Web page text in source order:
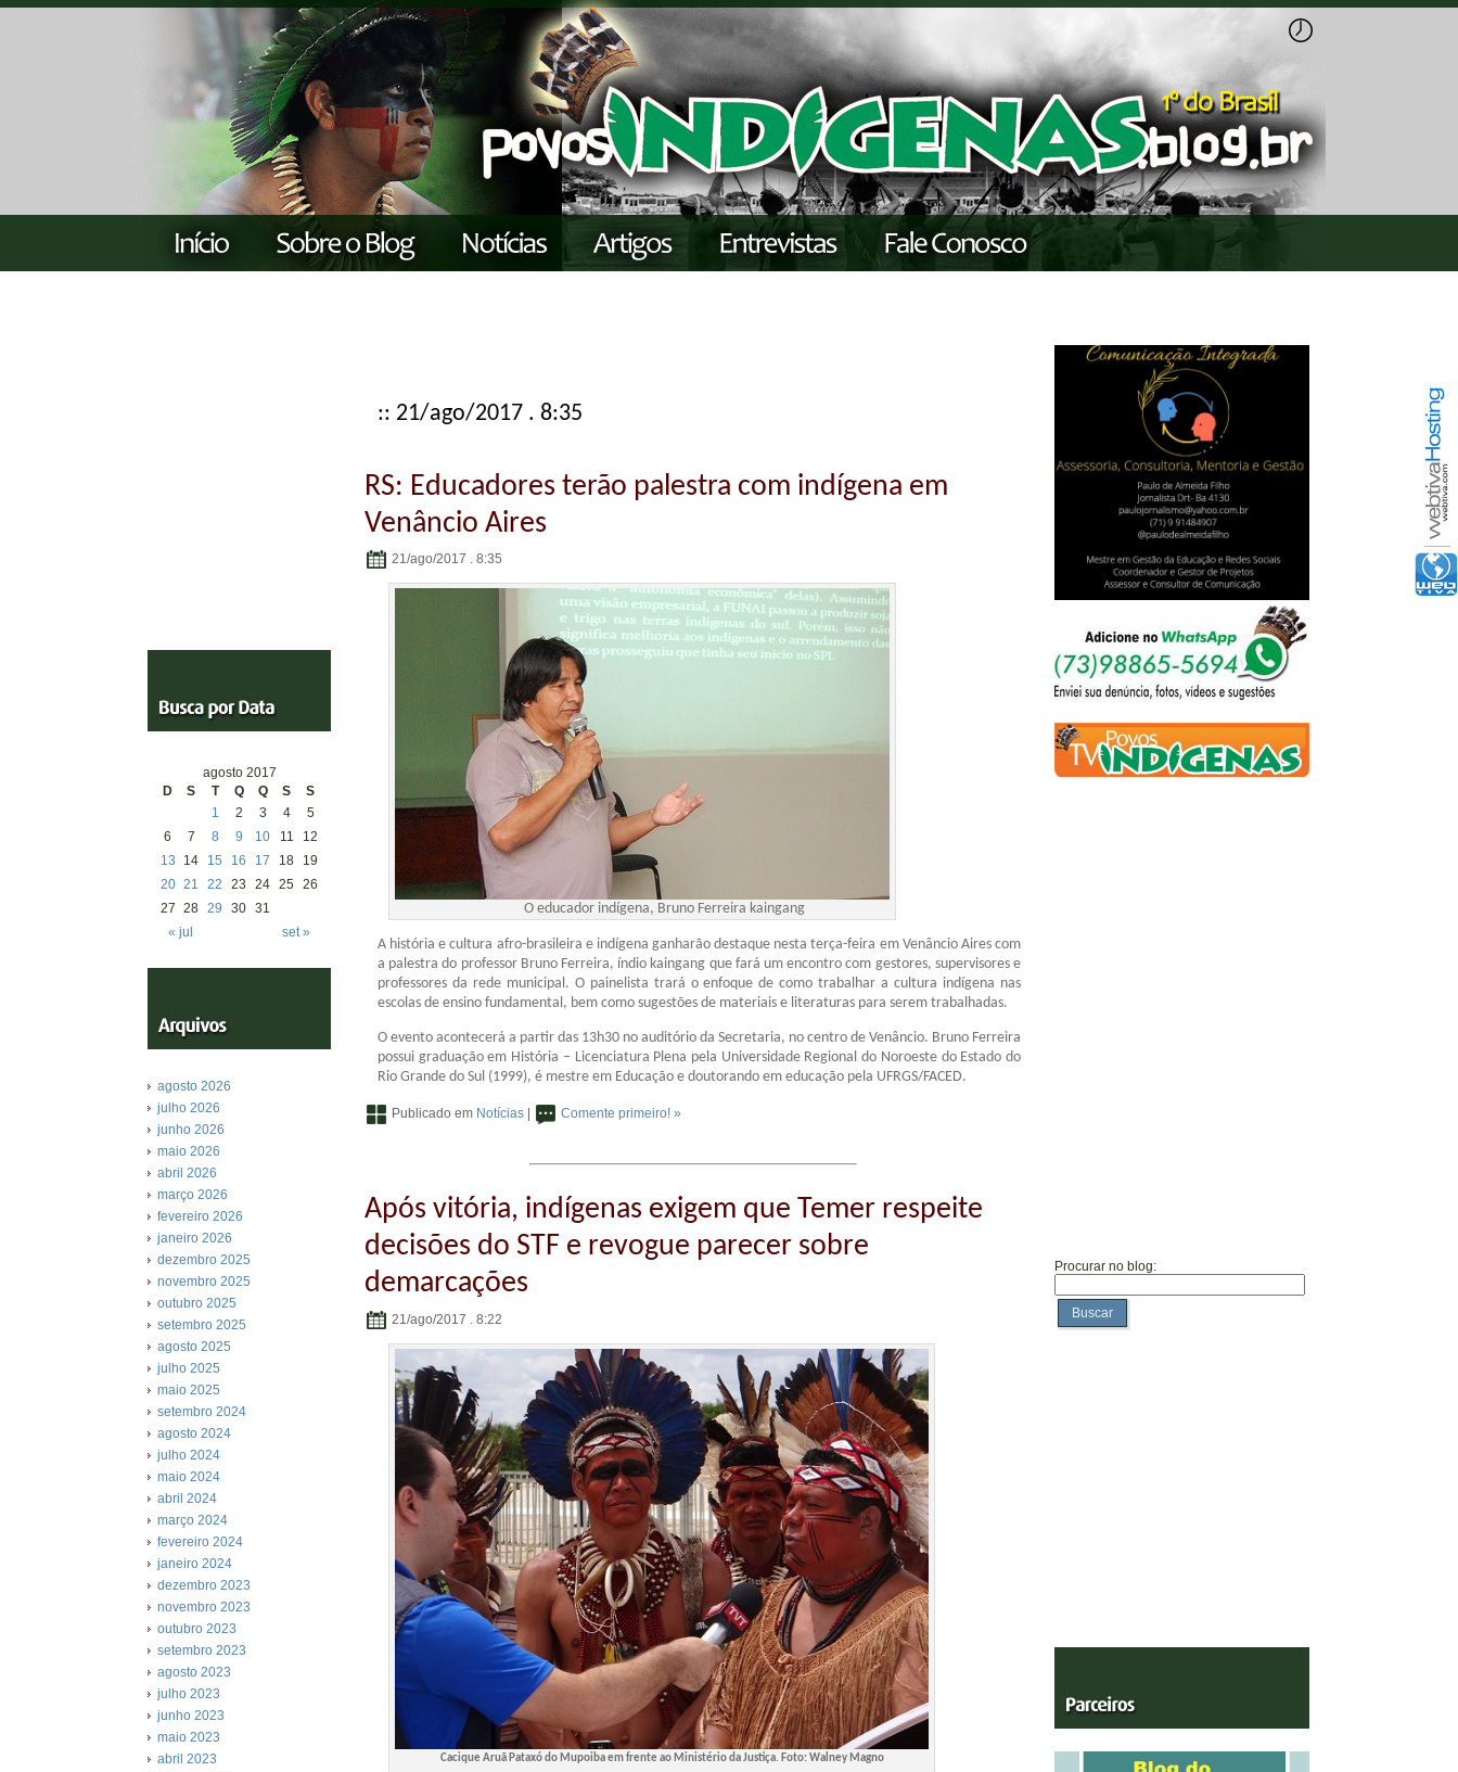
agosto 2017
D
S T Q Q S S
« jul set »
1 2 3 4
5
6
7 8 9 10 11
12
13
14 15 16 17 18
19
20 21 22 23 24 25 26
27 28 29 30 31
agosto 2026
julho 2026
junho 2026
maio 2026
abril 2026
março 2026
fevereiro 2026
janeiro 2026
dezembro 2025
novembro 2025
outubro 2025
setembro 2025
agosto 2025
julho 2025
maio 2025
setembro 2024
agosto 2024
julho 2024
maio 2024
abril 2024
março 2024
fevereiro 2024
janeiro 2024
dezembro 2023
novembro 2023
outubro 2023
setembro 2023
agosto 2023
julho 2023
junho 2023
maio 2023
abril 2023
:: 21/ago/2017 . 8:35
RS: Educadores terão palestra com indígena em
Venâncio Aires
21/ago/2017 . 8:35
O educador indígena, Bruno Ferreira kaingang
A história e cultura afro-brasileira e indígena ganharão destaque nesta terça-feira em Venâncio Aires com
a palestra do professor Bruno Ferreira, índio kaingang que fará um encontro com gestores, supervisores e
professores da rede municipal. O painelista trará o enfoque de como trabalhar a cultura indígena nas
escolas de ensino fundamental, bem como sugestões de materiais e literaturas para serem trabalhadas.
O evento acontecerá a partir das 13h30 no auditório da Secretaria, no centro de Venâncio. Bruno Ferreira
possui graduação em História – Licenciatura Plena pela Universidade Regional do Noroeste do Estado do
Rio Grande do Sul (1999), é mestre em Educação e doutorando em educação pela UFRGS/FACED.
Publicado em Notícias Comente primeiro! »
Após vitória, indígenas exigem que Temer respeite
decisões do STF e revogue parecer sobre
demarcações
21/ago/2017 . 8:22
Cacique Aruã Pataxó do Mupoiba em frente ao Ministério da Justiça. Foto: Walney Magno
Procurar no blog:
Buscar